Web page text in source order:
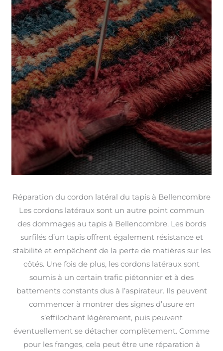
Réparation du cordon latéral du tapis à Bellencombre
Les cordons latéraux sont un autre point commun
des dommages au tapis à Bellencombre. Les bords
surfilés d’un tapis offrent également résistance et
stabilité et empêchent de la perte de matières sur les
côtés. Une fois de plus, les cordons latéraux sont
soumis à un certain trafic piétonnier et à des
battements constants dus à l’aspirateur. Ils peuvent
commencer à montrer des signes d’usure en
s’effilochant légèrement, puis peuvent
éventuellement se détacher complètement. Comme
pour les franges, cela peut être une réparation à